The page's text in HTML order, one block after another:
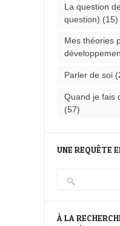
La question
question) (15)
Mes théories
Parler de soi
Quand je fais
(57)
UNE REQUÊTE
À LA